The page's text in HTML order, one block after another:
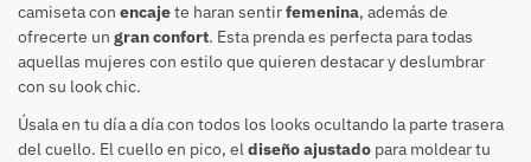
camiseta con encajete haran sentirfemenina, además de
ofrecerte un gran confort. Esta prenda es perfecta para todas
aquellas mujeres con estilo que quieren destacar y deslumbrar
con su look chic.
Úsala en tu día a día con todos los looks ocultando la parte trasera
del cuello. El cuello en pico, eldiseño ajustado para moldear tu